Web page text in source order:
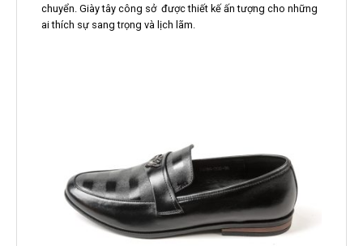
chuyển. Giày tây công sở được thiết kế ấn tượng cho những
ai thích sự sang trọng và lịch lãm.